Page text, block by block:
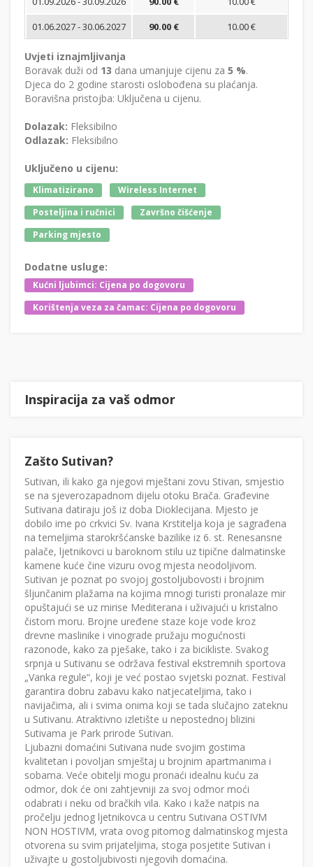
01.06.2027 - 30.06.2027
90.00 € 10.00 €
Uvjeti iznajmljivanja
Boravak duži od 13 dana umanjuje cijenu za 5 %.
Djeca do 2 godine starosti oslobođena su plaćanja.
Boravišna pristojba: Uključena u cijenu.
Dolazak: Fleksibilno
Odlazak: Fleksibilno
Uključeno u cijenu:
Klimatizirano
Wireless Internet
Posteljina i ručnici
Završno čišćenje
Parking mjesto
Dodatne usluge:
Kućni ljubimci: Cijena po dogovoru
Korištenja veza za čamac: Cijena po dogovoru
Inspiracija za vaš odmor
Zašto Sutivan?
Sutivan, ili kako ga njegovi mještani zovu Stivan, smjestio
se na sjeverozapadnom dijelu otoku Brača. Građevine
Sutivana datiraju još iz doba Dioklecijana. Mjesto je
dobilo ime po crkvici Sv. Ivana Krstitelja koja je sagrađena
na temeljima starokršćanske bazilike iz 6. st. Renesansne
palače, ljetnikovci u baroknom stilu uz tipične dalmatinske
kamene kuće čine vizuru ovog mjesta neodoljivom.
Sutivan je poznat po svojoj gostoljubovosti i brojnim
šljunčanim plažama na kojima mnogi turisti pronalaze mir
opuštajući se uz mirise Mediterana i uživajući u kristalno
čistom moru. Brojne uređene staze koje vode kroz
drevne maslinike i vinograde pružaju mogućnosti
razonode, kako za pješake, tako i za bicikliste. Svakog
srpnja u Sutivanu se održava festival ekstremnih sportova
„Vanka regule“, koji je već postao svjetski poznat. Festival
garantira dobru zabavu kako natjecateljima, tako i
navijačima, ali i svima onima koji se tada slučajno zateknu
u Sutivanu. Atraktivno izletište u nepostednoj blizini
Sutivama je Park prirode Sutivan.
Ljubazni domaćini Sutivana nude svojim gostima
kvalitetan i povoljan smještaj u brojnim apartmanima i
sobama. Veće obitelji mogu pronaći idealnu kuću za
odmor, dok će oni zahtjevniji za svoj odmor moći
odabrati i neku od bračkih vila. Kako i kaže natpis na
pročelju jednog ljetnikovca u centru Sutivana OSTIVM
NON HOSTIVM, vrata ovog pitomog dalmatinskog mjesta
otvorena su svim prijateljima, stoga posjetite Sutivan i
uživajte u gostoljubivosti njegovih domaćina.